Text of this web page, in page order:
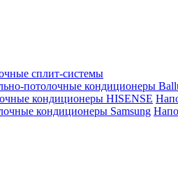
сплит-системы
потолочные кондиционеры
кондиционеры HISENSE
кондиционеры Samsung